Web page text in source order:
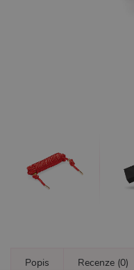
Popis Recenze (0)